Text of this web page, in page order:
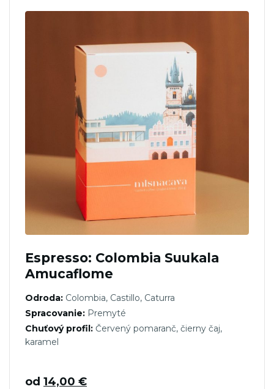
Espresso: Colombia Suukala
Amucaflome
Odroda: Colombia, Castillo, Caturra
Spracovanie: Premyté
Chuťový profil: Červený pomaranč, čierny čaj,
karamel
od 14,00 €